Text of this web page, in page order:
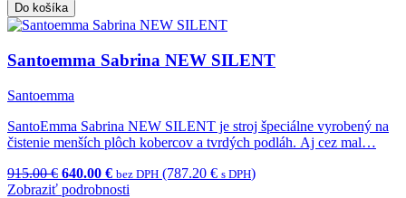
Do košíka
Santoemma Sabrina NEW SILENT
Santoemma
SantoEmma Sabrina NEW SILENT je stroj špeciálne vyrobený na
čistenie menších plôch kobercov a tvrdých podláh. Aj cez mal…
915.00 € 640.00 € bez DPH (787.20 € s DPH)
Zobraziť podrobnosti